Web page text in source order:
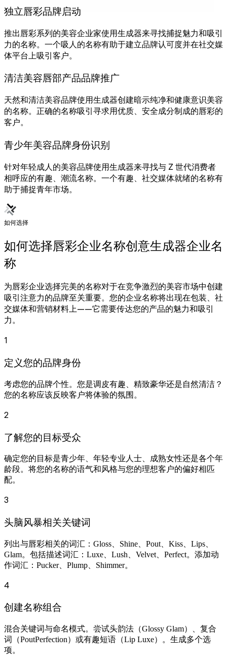
独立唇彩品牌启动
推出唇彩系列的美容企业家使用生成器来寻找捕捉魅力和吸引
力的名称。一个吸人的名称有助于建立品牌认可度并在社交媒
体平台上吸引客户。
清洁美容唇部产品品牌推广
天然和清洁美容品牌使用生成器创建暗示纯净和健康意识美容
的名称。正确的名称吸引寻求用优质、安全成分制成的唇彩的
客户。
青少年美容品牌身份识别
针对年轻成人的美容品牌使用生成器来寻找与 Z 世代消费者
相呼应的有趣、潮流名称。一个有趣、社交媒体就绪的名称有
助于捕捉青年市场。
如何选择
如何选择唇彩企业名称创意生成器企业名
称
为唇彩企业选择完美的名称对于在竞争激烈的美容市场中创建
吸引注意力的品牌至关重要。您的企业名称将出现在包装、社
交媒体和营销材料上——它需要传达您的产品的魅力和吸引
力。
1
定义您的品牌身份
考虑您的品牌个性。您是调皮有趣、精致豪华还是自然清洁？
您的名称应该反映客户将体验的氛围。
2
了解您的目标受众
确定您的目标是青少年、年轻专业人士、成熟女性还是各个年
龄段。将您的名称的语气和风格与您的理想客户的偏好相匹
配。
3
头脑风暴相关关键词
列出与唇彩相关的词汇：Gloss、Shine、Pout、Kiss、Lips、
Glam。包括描述词汇：Luxe、Lush、Velvet、Perfect。添加动
作词汇：Pucker、Plump、Shimmer。
4
创建名称组合
混合关键词与命名模式。尝试头韵法（Glossy Glam）、复合
词（PoutPerfection）或有趣短语（Lip Luxe）。生成多个选
项。